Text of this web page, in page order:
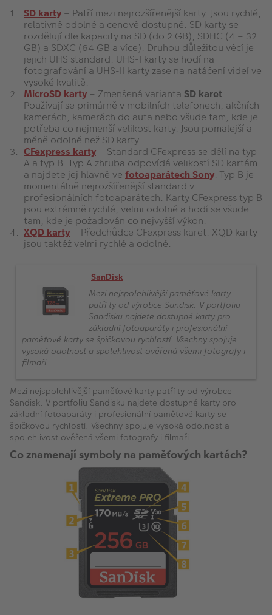
Fotoprodukty
SD karty – Patří mezi nejrozšířenější karty. Jsou rychlé,
relativně odolné a cenově dostupné. SD karty se
rozdělují dle kapacity na SD (do 2 GB), SDHC (4 – 32
GB) a SDXC (64 GB a více). Druhou důležitou věcí je
jejich UHS standard. UHS-I karty se hodí na
fotografování a UHS-II karty zase na natáčení videí ve
vysoké kvalitě.
MicroSD karty – Zmenšená varianta SD karet.
Používají se primárně v mobilních telefonech, akčních
kamerách, kamerách do auta nebo všude tam, kde je
potřeba co nejmenší velikost karty. Jsou pomalejší a
méně odolné než SD karty.
CFexpress karty – Standard CFexpress se dělí na typ
A a typ B. Typ A zhruba odpovídá velikostí SD kartám
a najdete jej hlavně ve fotoaparátech Sony. Typ B je
momentálně nejrozšířenější standard v
profesionálních fotoaparátech. Karty CFexpress typ B
jsou extrémně rychlé, velmi odolné a hodí se všude
tam, kde je požadován co nejvyšší výkon.
XQD karty – Předchůdce CFexpress karet. XQD karty
jsou taktéž velmi rychlé a odolné.
SanDisk
Mezi nejspolehlivější paměťové karty
patří ty od výrobce Sandisk. V portfoliu
Sandisku najdete dostupné karty pro
základní fotoaparáty i profesionální
paměťové karty se špičkovou rychlostí. Všechny spojuje
vysoká odolnost a spolehlivost ověřená všemi fotografy i
filmaři.
Mezi nejspolehlivější paměťové karty patří ty od výrobce
Sandisk. V portfoliu Sandisku najdete dostupné karty pro
základní fotoaparáty i profesionální paměťové karty se
špičkovou rychlostí. Všechny spojuje vysoká odolnost a
spolehlivost ověřená všemi fotografy i filmaři.
Co znamenají symboly na paměťových kartách?